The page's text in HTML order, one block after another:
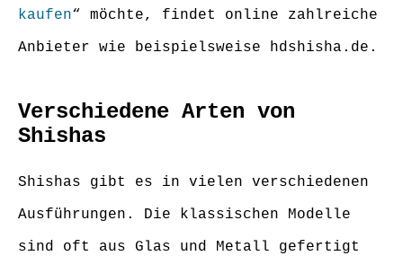
kaufen“ möchte, findet online zahlreiche
Anbieter wie beispielsweise hdshisha.de.
Verschiedene Arten von
Shishas
Shishas gibt es in vielen verschiedenen
Ausführungen. Die klassischen Modelle
sind oft aus Glas und Metall gefertigt